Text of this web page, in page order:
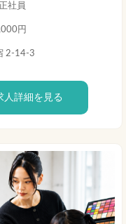
社員
円
2-14-3
人詳細を見る